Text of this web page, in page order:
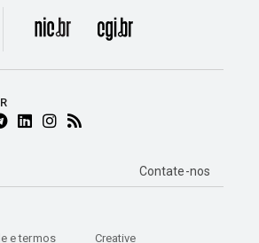
divisão
TELEGRAM
LINKEDIN
INSTAGRAM
Contate-nos
e termos Creative